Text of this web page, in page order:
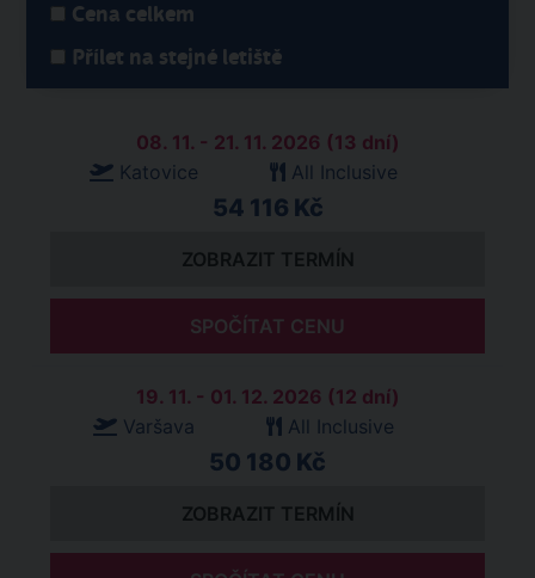
Cena celkem
Přílet na stejné letiště
08. 11. - 21. 11. 2026 (13 dní)
Katovice
All Inclusive
54 116 Kč
ZOBRAZIT TERMÍN
SPOČÍTAT CENU
19. 11. - 01. 12. 2026 (12 dní)
Varšava
All Inclusive
50 180 Kč
ZOBRAZIT TERMÍN